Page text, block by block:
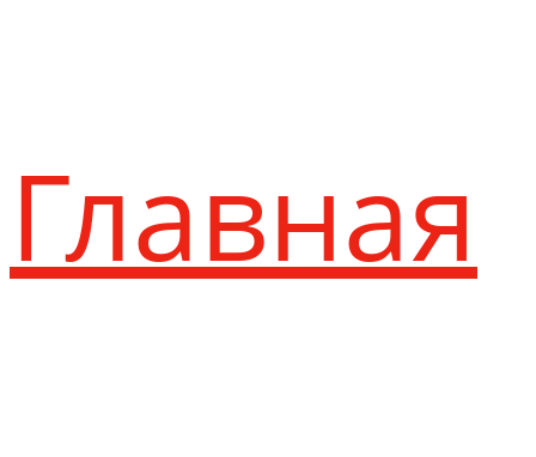
Главная